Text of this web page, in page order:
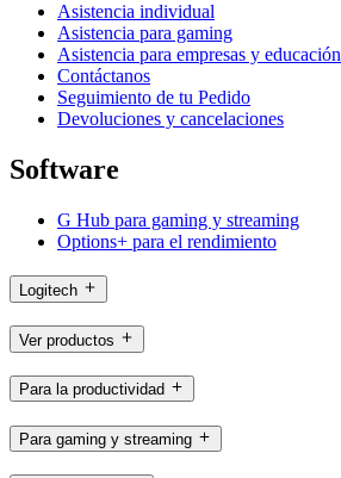
Asistencia individual
Asistencia para gaming
Asistencia para empresas y educación
Contáctanos
Seguimiento de tu Pedido
Devoluciones y cancelaciones
Software
G Hub para gaming y streaming
Options+ para el rendimiento
Logitech
Ver productos
Para la productividad
Para gaming y streaming